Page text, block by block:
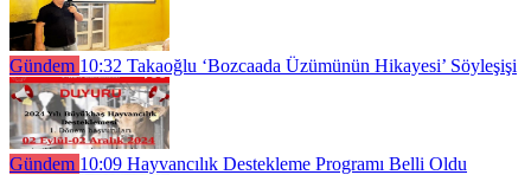
Gündem 10:32 Takaoğlu ‘Bozcaada Üzümünün Hikayesi’ Söyleşişi
Gündem 10:09 Hayvancılık Destekleme Programı Belli Oldu